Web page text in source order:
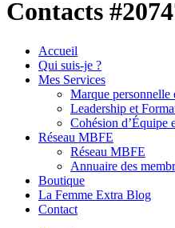
Contacts
Accueil
Qui suis-je ?
Mes Services
Marque personnelle
Leadership et
Cohésion d’Équipe
Réseau MBFE
Réseau MBFE
Annuaire des
Boutique
La Femme Extra Blog
Contact